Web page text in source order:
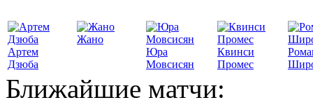
Артем
Дзюба
Жано
Юра
Мовсисян
Квинси
Промес
Ближайшие матчи: